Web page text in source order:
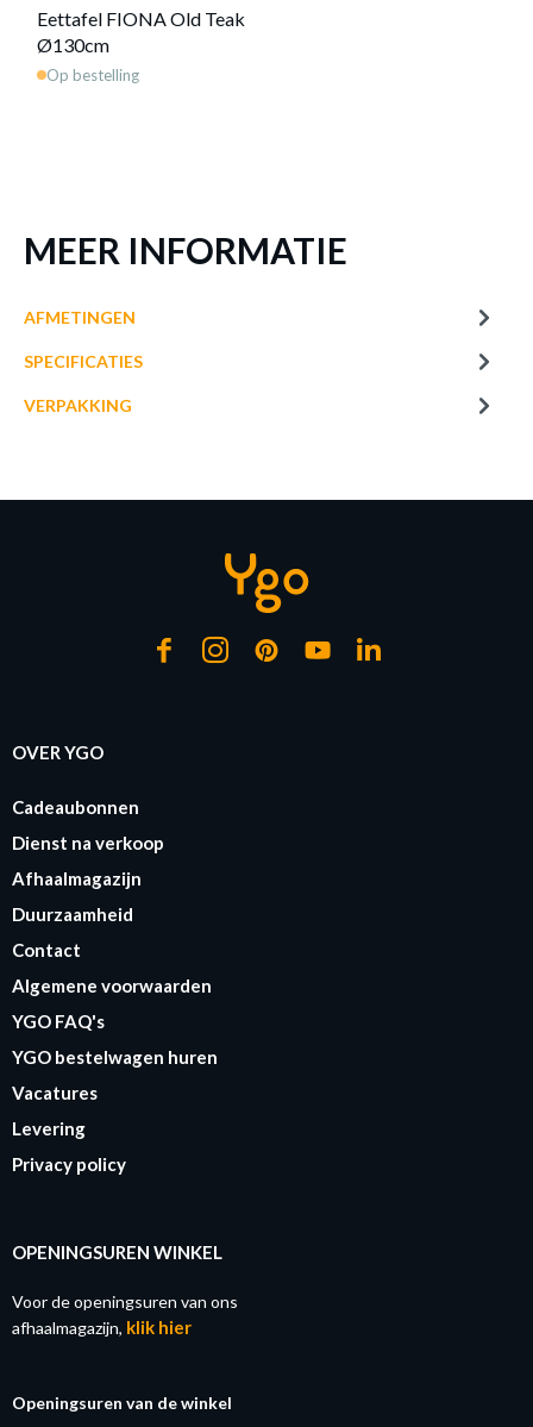
Eettafel FIONA Old Teak
Ø130cm
Op bestelling
MEER INFORMATIE
AFMETINGEN
SPECIFICATIES
VERPAKKING
OVER YGO
Cadeaubonnen
Dienst na verkoop
Afhaalmagazijn
Duurzaamheid
Contact
Algemene voorwaarden
YGO FAQ's
YGO bestelwagen huren
Vacatures
Levering
Privacy policy
OPENINGSUREN WINKEL
Voor de openingsuren van ons
afhaalmagazijn, klik hier
Openingsuren van de winkel